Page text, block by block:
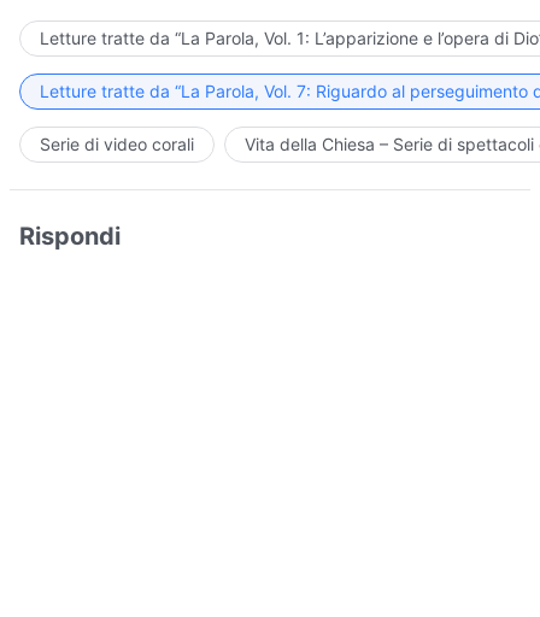
Letture tratte da “La Parola, Vol. 1: L’apparizione e l’opera di
Letture tratte da “La Parola, Vol. 7: Riguardo al perseguimento
Serie di video corali Vita della Chiesa – Serie di
Rispondi